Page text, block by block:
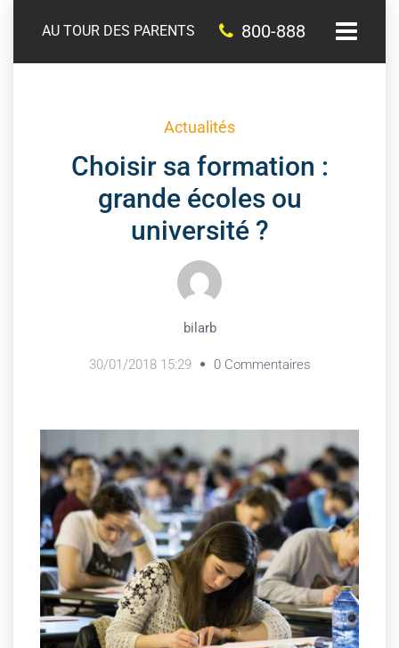
AU TOUR DES PARENTS 800-888
Actualités
Choisir sa formation :
grande écoles ou
université ?
bilarb
30/01/2018 15:29 0 Commentaires